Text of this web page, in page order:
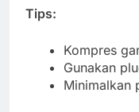
Tips:
Kompres
Gunakan
Minimalkan